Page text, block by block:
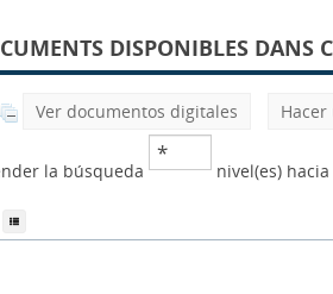
DISPONIBLES DANS
Ver documentos digitales
la búsqueda nivel(es)